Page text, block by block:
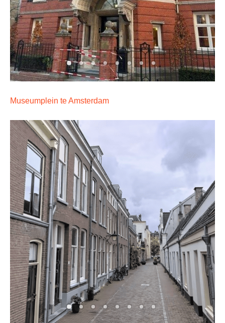
Museumplein te Amsterdam